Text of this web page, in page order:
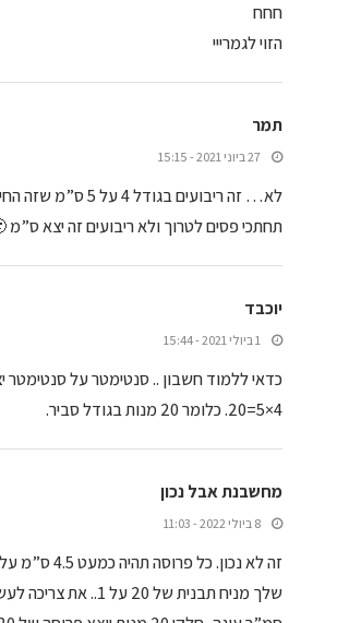
חחח
הזוי לגמרייי
תמר
27 ביוני 2021 - 15:15
תחתכי פסים לטרוך ולא ריבועים זה יצא ס”מ
יוכבד
1 ביולי 2021 - 15:44
4×5=20. כלומר 20 מנות בגודל סביר.
מחשבנת אבל נכון
8 ביולי 2022 - 11:03